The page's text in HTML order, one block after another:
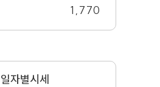
1,770
일자별시세